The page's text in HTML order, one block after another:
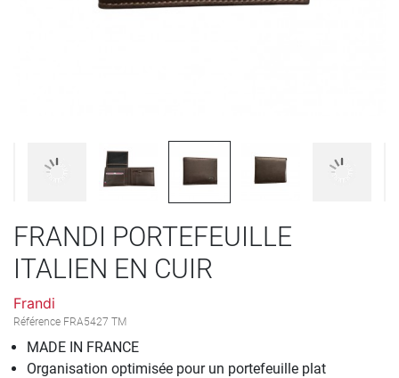
FRANDI PORTEFEUILLE
ITALIEN EN CUIR
Frandi
Référence FRA5427 TM
MADE IN FRANCE
Organisation optimisée pour un portefeuille plat